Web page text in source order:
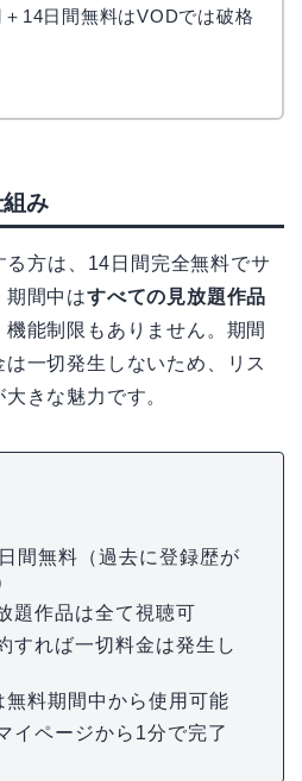
14日間無料はVODでは破格
み
方は、14日間完全無料でサ
期間中はすべての見放題作品
機能制限もありません。期間
一切発生しないため、リス
きな魅力です。
間無料（過去に登録歴が
題作品は全て視聴可
すれば一切料金は発生し
料期間中から使用可能
イページから1分で完了